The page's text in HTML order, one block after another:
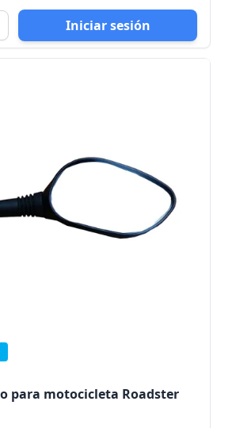
Iniciar sesión
para motocicleta Roadster